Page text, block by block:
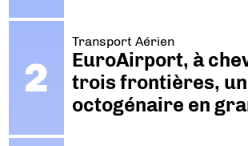
Transport Aérien
EuroAirport, à
trois frontières, un
octogénaire en